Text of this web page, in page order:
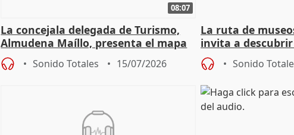
08:07
La concejala delegada de Turismo,
Almudena Maíllo, presenta el mapa
'Nuevas comedias madrileñas'
Sonido Totales 15/07/2026
La ruta de
invita a
económica de la
Sonido